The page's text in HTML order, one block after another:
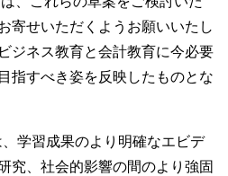
寄せいただくようお願いいたし
ジネス教育と会計教育に今必要
指すべき姿を反映したものとな
学習成果のより明確なエビデ
究、社会的影響の間のより強固